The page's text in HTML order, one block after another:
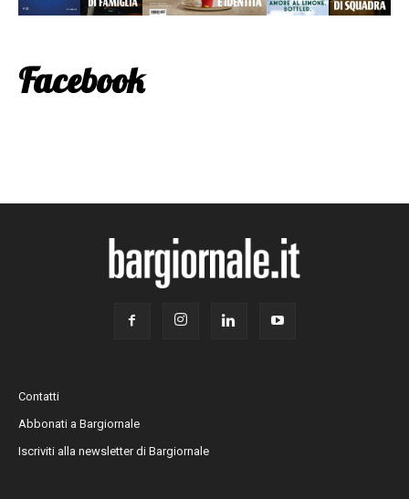
Facebook
Contatti
Abbonati a Bargiornale
Iscriviti alla newsletter di Bargiornale